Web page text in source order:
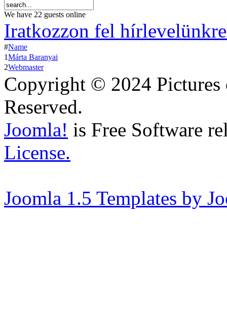
We have 22 guests online
Iratkozzon fel
#Name
1Márta Baranyai
2Webmaster
Copyright © 2024
Reserved.
Joomla! is Free Software
License.
Joomla 1.5 Templates by